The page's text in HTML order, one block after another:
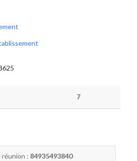
7
réunion : 84935493840